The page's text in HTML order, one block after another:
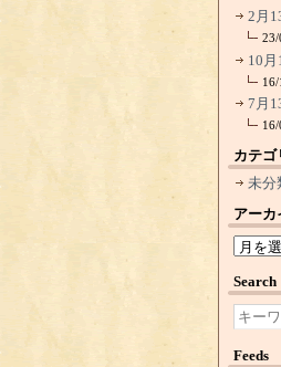
2月
10月
7月
カテゴ
未分
アーカ
Search
Feeds